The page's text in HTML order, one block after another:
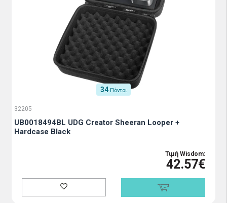
34 Πόντοι
32205
UB0018494BL UDG Creator Sheeran Looper +
Hardcase Black
Τιμή Wisdom:
42.57€